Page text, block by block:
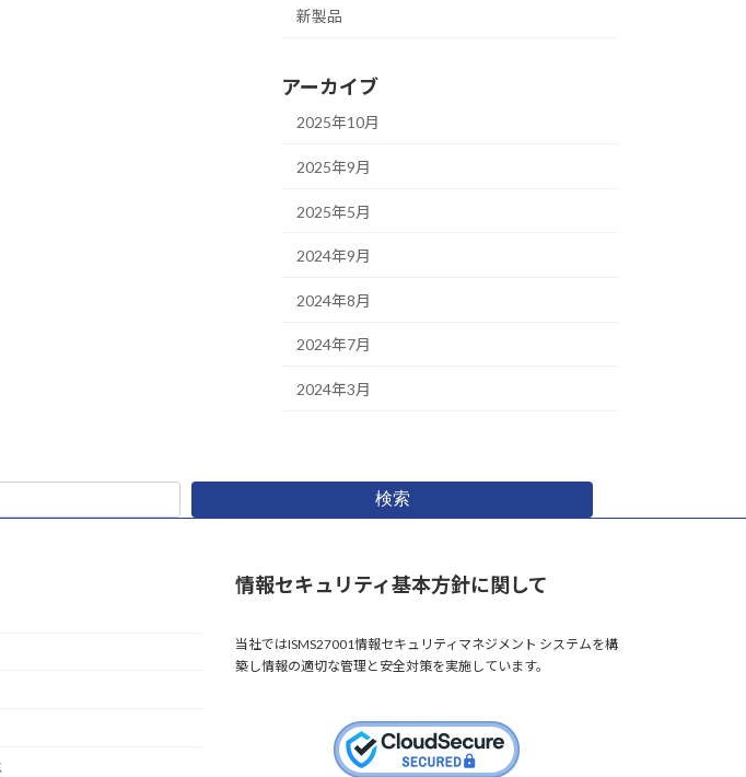
新製品
アーカイブ
2025年10月
2025年9月
2025年5月
2024年9月
2024年8月
2024年7月
2024年3月
検索
情報セキュリティ基本方針に関して
当社ではISMS27001情報セキュリティマネジメント システムを構
築し情報の適切な管理と安全対策を実施しています。